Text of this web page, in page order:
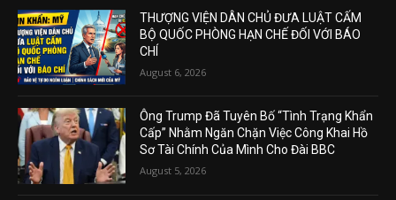
THƯỢNG VIỆN DÂN CHỦ ĐƯA LUẬT CẤM
BỘ QUỐC PHÒNG HẠN CHẾ ĐỐI VỚI BÁO
CHÍ
August 6, 2026
Ông Trump Đã Tuyên Bố “Tình Trạng Khẩn
Cấp” Nhằm Ngăn Chặn Việc Công Khai Hồ
Sơ Tài Chính Của Mình Cho Đài BBC
August 5, 2026